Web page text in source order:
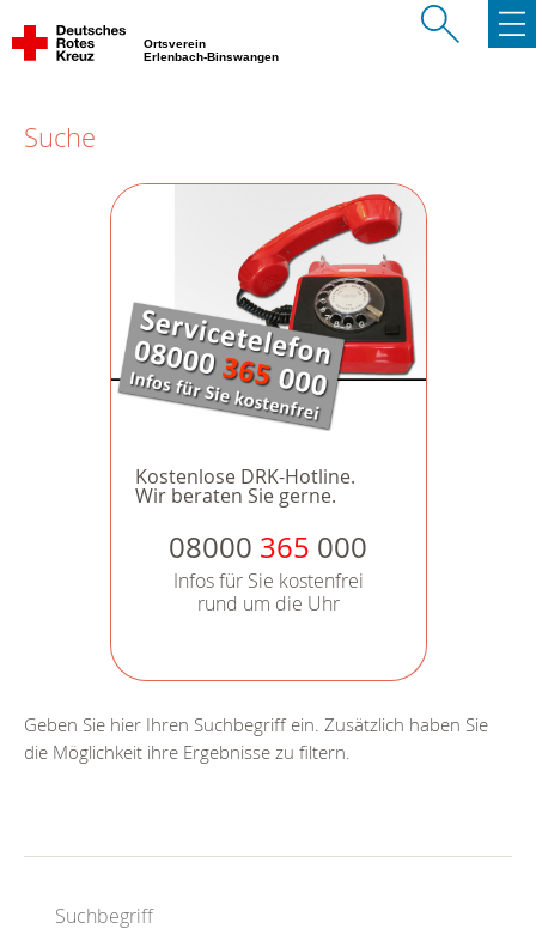
Ortsverein
Erlenbach-Binswangen
Suche
Kostenlose DRK-Hotline.
Wir beraten Sie gerne.
08000 365 000
Infos für Sie kostenfrei
rund um die Uhr
Geben Sie hier Ihren Suchbegriff ein. Zusätzlich haben Sie
die Möglichkeit ihre Ergebnisse zu filtern.